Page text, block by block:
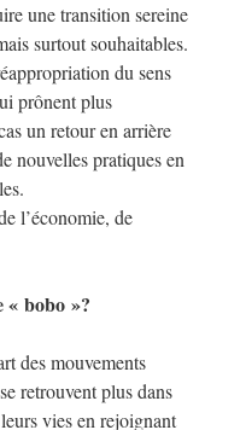
une transition sereine
surtout souhaitables.
du sens
prônent plus
un retour en arrière
nouvelles pratiques en
l’économie, de
« bobo »?
des mouvements
retrouvent plus dans
vies en rejoignant